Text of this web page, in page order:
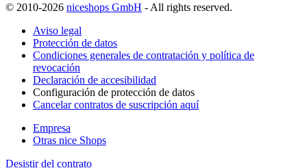
© 2010-2026 niceshops GmbH - All rights reserved.
Aviso legal
Protección de datos
Condiciones generales de contratación y política de
revocación
Declaración de accesibilidad
Configuración de protección de datos
Cancelar contratos de suscripción aquí
Empresa
Otras nice Shops
Desistir del contrato